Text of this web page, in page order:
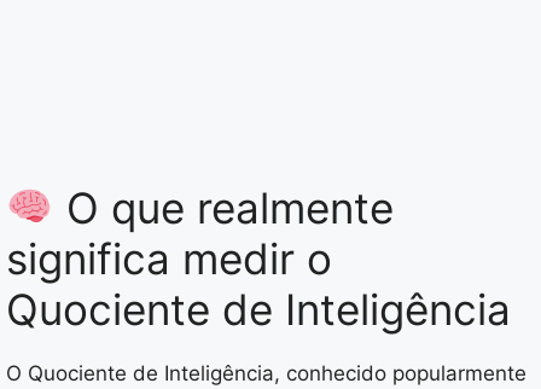
O que realmente
significa medir o
Quociente de Inteligência
O Quociente de Inteligência, conhecido popularmente